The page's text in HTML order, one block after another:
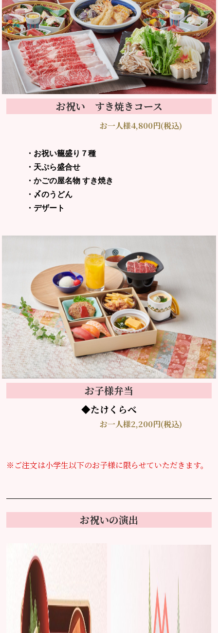
お祝い すき焼きコース
お一人様4,800円(税込)
・お祝い籠盛り７種
・天ぷら盛合せ
・かごの屋名物 すき焼き
・〆のうどん
・デザート
お子様弁当
◆たけくらべ
お一人様2,200円(税込)
※ご注文は小学生以下のお子様に限らせていただきます。
お祝いの演出